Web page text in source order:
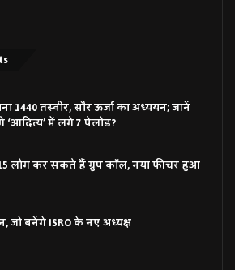
1440 तस्वीर, सौर ऊर्जा का अध्ययन; जानें
में लगे 7 पेलोड?
लोग कर सकते हैं ग्रुप कॉल, नया फीचर हुआ
जो बनेंगे ISRO के नए अध्यक्ष